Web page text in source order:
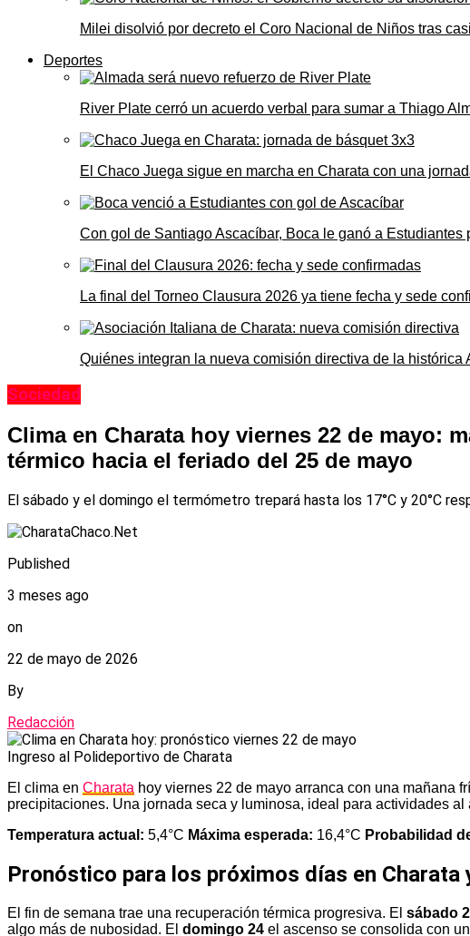
Milei disolvió por decreto el Coro Nacional de Niños tras
Deportes
River Plate cerró un acuerdo verbal para sumar a Thiago
El Chaco Juega sigue en marcha en Charata con una
Con gol de Santiago Ascacíbar, Boca le ganó a Estudiantes
La final del Torneo Clausura 2026 ya tiene fecha y sede
Quiénes integran la nueva comisión directiva de la histórica
Sociedad
Clima en Charata hoy viernes 22 de mayo:
térmico hacia el feriado del 25 de mayo
El sábado y el domingo el termómetro trepará hasta los 17°C y 20°C
Published
3 meses ago
on
22 de mayo de 2026
By
Redacción
Ingreso al Polideportivo de Charata
El clima en Charata hoy viernes 22 de mayo arranca con una mañana
precipitaciones. Una jornada seca y luminosa, ideal para actividades
Temperatura actual: 5,4°C Máxima esperada: 16,4°C Probabilidad
Pronóstico para los próximos días en Charata
El fin de semana trae una recuperación térmica progresiva. El sábado
algo más de nubosidad. El domingo 24 el ascenso se consolida con